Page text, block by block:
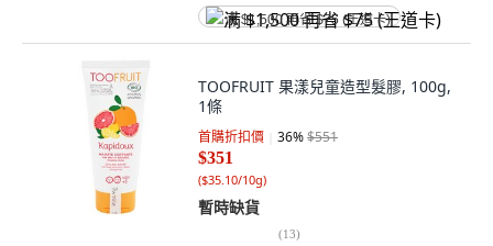
满 $1,500 再省 $75 (王道卡)
TOOFRUIT 果漾兒童造型髮膠, 100g,
1條
首購折扣價 36%$551
$351
($35.10/10g)
暫時缺貨
(13)